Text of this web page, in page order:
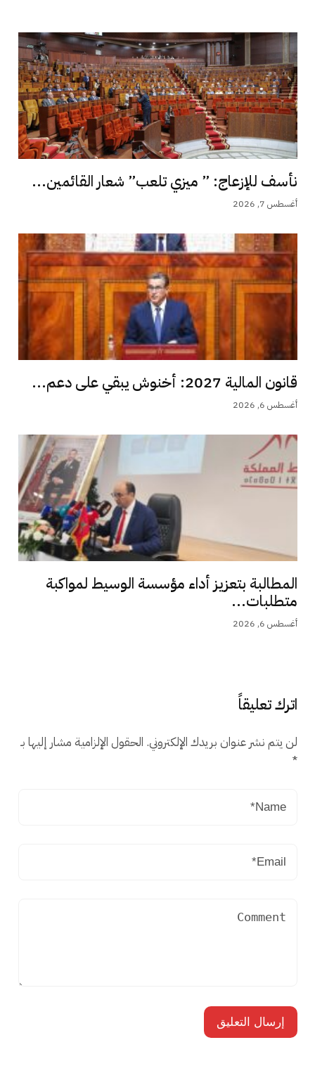
نأسف للإزعاج: ” ميزي تلعب” شعار القائمين...
أغسطس 7, 2026
قانون المالية 2027: أخنوش يبقي على دعم...
أغسطس 6, 2026
المطالبة بتعزيز أداء مؤسسة الوسيط لمواكبة
متطلبات...
أغسطس 6, 2026
اترك تعليقاً
لن يتم نشر عنوان بريدك الإلكتروني. الحقول الإلزامية مشار إليها بـ
*